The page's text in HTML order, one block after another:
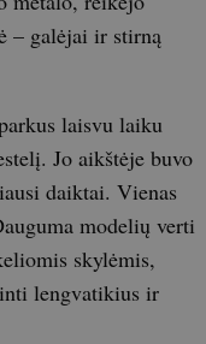
– galėjai ir stirną
laisvu laiku
Jo aikštėje buvo
daiktai. Vienas
modelių verti
skylėmis,
lengvatikius ir